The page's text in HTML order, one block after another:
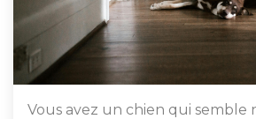
Vous avez un chien qui semble